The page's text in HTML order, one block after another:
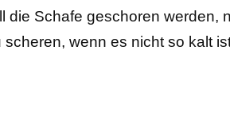
die Schafe geschoren werden,
wenn es nicht so kalt